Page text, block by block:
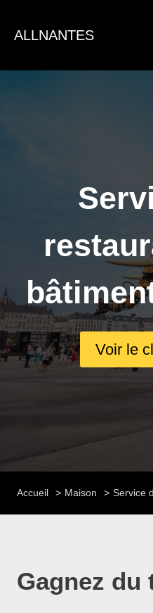
contenu
ALLNANTES
Voir le
Accueil Maison Service
Gagnez